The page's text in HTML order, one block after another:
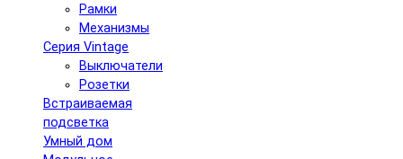
Рамки
Механизмы
Серия Vintage
Выключатели
Розетки
Встраиваемая
подсветка
Умный дом